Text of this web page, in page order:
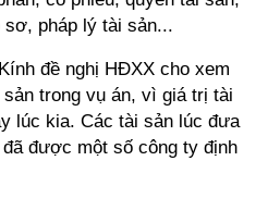
sơ, pháp lý tài sản...
đề nghị HĐXX cho xem
trong vụ án, vì giá trị tài
lúc kia. Các tài sản lúc đưa
được một số công ty định